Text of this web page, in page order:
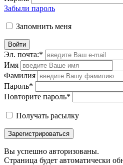
Забыли пароль
Запомнить меня
Войти
Эл. почта:*
Имя
Фамилия
Пароль*
Повторите пароль*
Получать расылку
Зарегистрироваться
Вы успешно авторизованы.
Страница будет автоматически